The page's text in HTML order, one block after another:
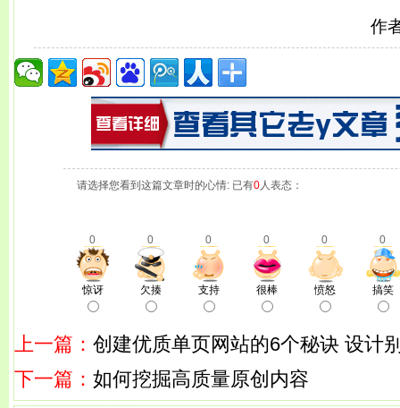
作
请选择您看到这篇文章时的心情: 已有0人表态：
0 0 0 0 0 0
惊讶 欠揍 支持 很棒 愤怒 搞笑
上一篇： 创建优质单页网站的6个秘诀 设计
下一篇： 如何挖掘高质量原创内容